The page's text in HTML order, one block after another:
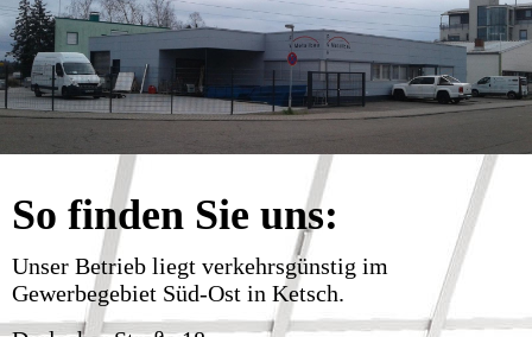
So finden Sie uns:
Unser Betrieb liegt verkehrsgünstig im
Gewerbegebiet Süd-Ost in Ketsch.